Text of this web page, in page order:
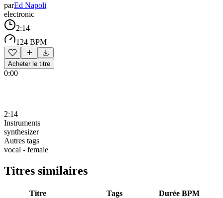
parEd Napoli
electronic
2:14
124 BPM
Acheter le titre
0:00
2:14
Instruments
synthesizer
Autres tags
vocal - female
Titres similaires
Titre Tags Durée BPM